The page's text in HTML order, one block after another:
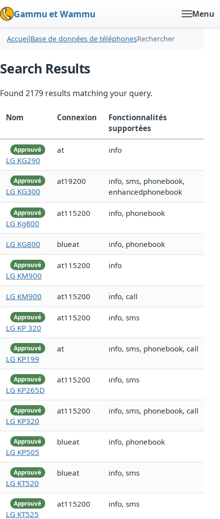
Gammu et Wammu Menu
AccueilBase de données de téléphonesRechercher
Search Results
Found 2179 results matching your query.
Nom Connexion
Fonctionnalités
supportées
Approuvé
LG KG290
at info
Approuvé
LG KG300
at19200
info, sms, phonebook,
enhancedphonebook
Approuvé
LG Kg800
at115200 info, phonebook
LG KG800 blueat info, phonebook
Approuvé
LG KM900
at115200 info
LG KM900 at115200 info, call
Approuvé
LG KP 320
at115200 info, sms
Approuvé
LG KP199
at info, sms, phonebook, call
Approuvé
LG KP265D
at115200 info, sms
Approuvé
LG KP320
at115200 info, sms, phonebook, call
Approuvé
LG KP505
blueat info, phonebook
Approuvé
LG KT520
blueat info, sms
Approuvé
LG KT525
at115200 info, sms